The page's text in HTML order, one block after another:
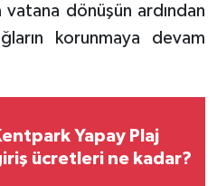
dönüşün ardından
korunmaya devam
Yapay Plaj
ücretleri ne kadar?